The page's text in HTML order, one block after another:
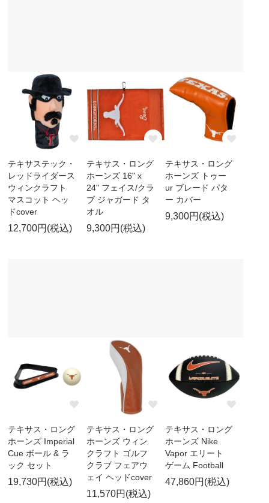
テキサステック・
レッドライダース
ウィンクラフト
マスコット ヘッ
ドcover
12,700円(税込)
テキサス・ロング
ホーンズ 16" x
24" フェイス/クラ
ブ ジャガード タ
オル
9,300円(税込)
テキサス・ロング
ホーンズ トゥー
ur ブレード パタ
ー カバー
9,300円(税込)
テキサス・ロング
ホーンズ Imperial
Cue ボール & ラ
ック セット
19,730円(税込)
テキサス・ロング
ホーンズ ウィン
クラフト ゴルフ
クラブ フェアウ
ェイ ヘッドcover
11,570円(税込)
テキサス・ロング
ホーンズ Nike
Vapor エリート
ゲーム Football
47,860円(税込)